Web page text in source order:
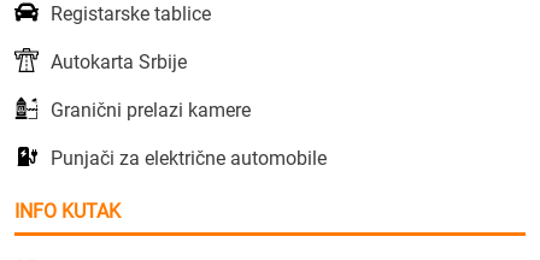
Registarske tablice
Autokarta Srbije
Granični prelazi kamere
Punjači za električne automobile
INFO KUTAK